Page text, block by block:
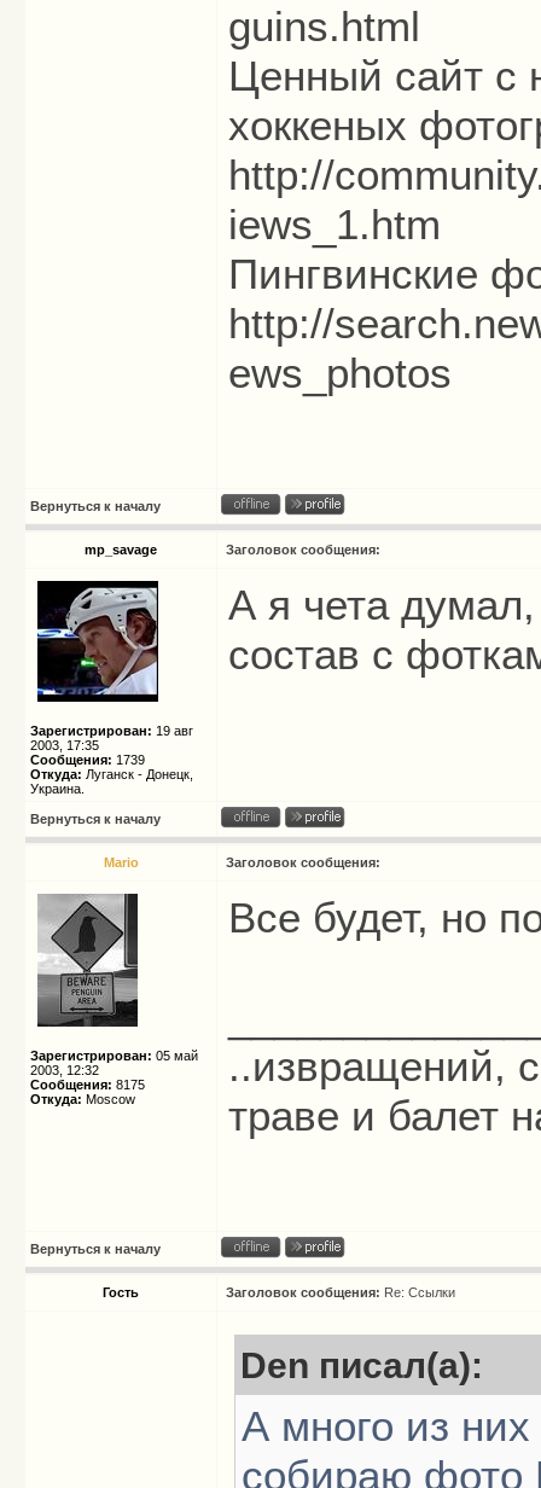
guins.html
Ценный сайт с
хоккеных
http://
iews_1.htm
Пингвинские
http://
ews_photos
Вернуться к началу
mp_savage Заголовок сообщения:
Зарегистрирован: 19 авг
2003, 17:35
Сообщения: 1739
Откуда: Луганск - Донецк,
Украина.
А я чета
состав с
Вернуться к началу
Mario Заголовок сообщения:
Зарегистрирован: 05 май
2003, 12:32
Сообщения: 8175
Откуда: Moscow
Все будет, но
..извращений,
траве и балет
Вернуться к началу
Гость Заголовок сообщения: Re: Ссылки
Den писал(а):
А много из
собираю фото